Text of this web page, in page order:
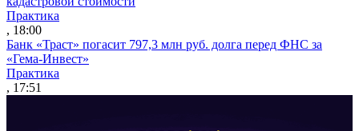
Практика
, 18:00
Банк «Траст» погасит 797,3 млн руб. долга перед ФНС за
«Гема-Инвест»
Практика
, 17:51